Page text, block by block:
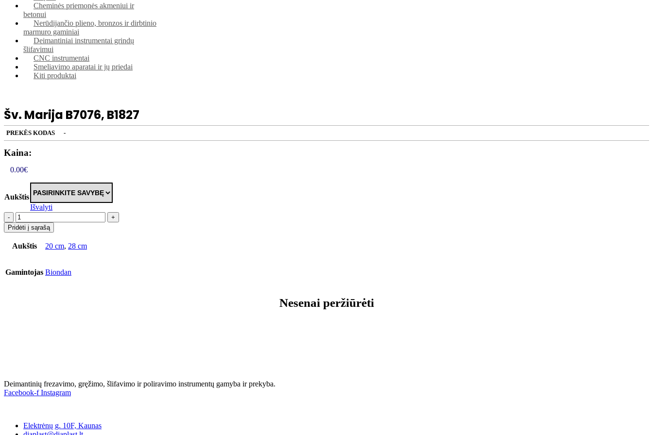
Cheminės priemonės akmeniui ir
betonui
Nerūdijančio plieno, bronzos ir dirbtinio
marmuro gaminiai
Deimantiniai instrumentai grindų
šlifavimui
CNC instrumentai
Smeliavimo aparatai ir jų priedai
Kiti produktai
Šv. Marija B7076, B1827
PREKĖS KODAS -
Kaina:
0.00€
Aukštis
Išvalyti
-
+
Pridėti į sąrašą
Aukštis 20 cm, 28 cm
Gamintojas Biondan
Nesenai peržiūrėti
Deimantinių frezavimo, gręžimo, šlifavimo ir poliravimo instrumentų gamyba ir prekyba.
Facebook-f Instagram
Elektrėnų g. 10F, Kaunas